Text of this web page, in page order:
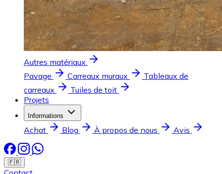
Autres matériaux
Pavage
Carreaux muraux
Tableaux de
carreaux
Tuiles de toit
Projets
Informations
Achat Blog À propos de nous Avis
🇫🇷